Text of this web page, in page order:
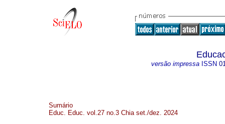
versão impressa ISSN
Sumário
Educ. Educ. vol.27 no.3 Chia set./dez. 2024